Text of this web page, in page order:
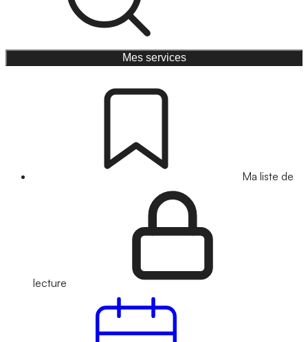
Mes services
Ma liste de
lecture